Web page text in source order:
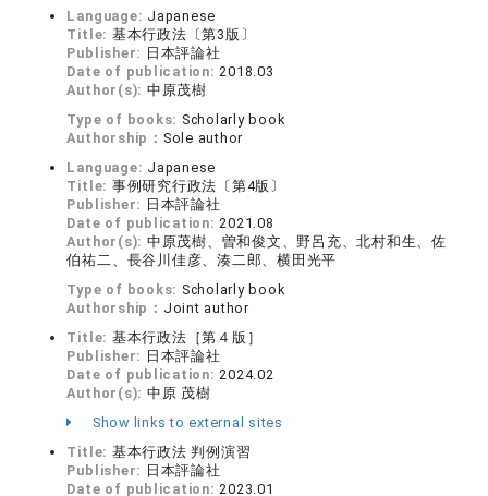
Language: Japanese
Title: 基本行政法〔第3版〕
Publisher: 日本評論社
Date of publication:2018.03
Author(s): 中原茂樹
Type of books: Scholarly book
Authorship： Sole author
Language: Japanese
Title: 事例研究行政法〔第4版〕
Publisher: 日本評論社
Date of publication:2021.08
Author(s): 中原茂樹、曽和俊文、野呂充、北村和生、佐
伯祐二、長谷川佳彦、湊二郎、横田光平
Type of books: Scholarly book
Authorship： Joint author
Title: 基本行政法［第４版］
Publisher: 日本評論社
Date of publication:2024.02
Author(s): 中原 茂樹
Show links to external sites
Title: 基本行政法 判例演習
Publisher: 日本評論社
Date of publication:2023.01